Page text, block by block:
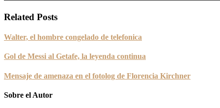
Related Posts
Walter, el hombre congelado de telefonica
Gol de Messi al Getafe, la leyenda continua
Mensaje de amenaza en el fotolog de Florencia Kirchner
Sobre el Autor